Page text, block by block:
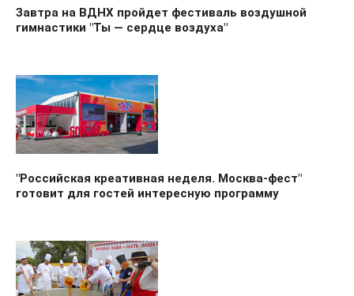
Завтра на ВДНХ пройдет фестиваль воздушной
гимнастики "Ты — сердце воздуха"
"Российская креативная неделя. Москва-фест"
готовит для гостей интересную программу